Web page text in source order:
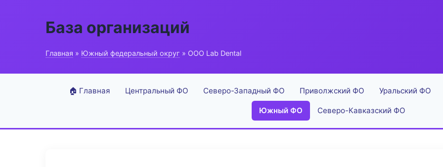
База организаций
Главная » Южный федеральный округ » ООО Lab Dental
🏠 Главная Центральный ФО Северо-Западный ФО Приволжский ФО Уральский ФО
Южный ФО Северо-Кавказский ФО